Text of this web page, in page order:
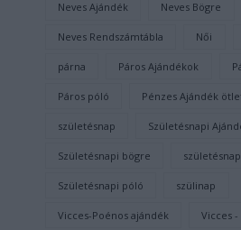
Neves Ajándék Neves Bögre
Neves Rendszámtábla Női
párna Páros Ajándékok
Páros póló Pénzes Ajándék
születésnap Születésnapi
Születésnapi bögre
Születésnapi póló szülinap
Vicces-Poénos ajándék Vicces